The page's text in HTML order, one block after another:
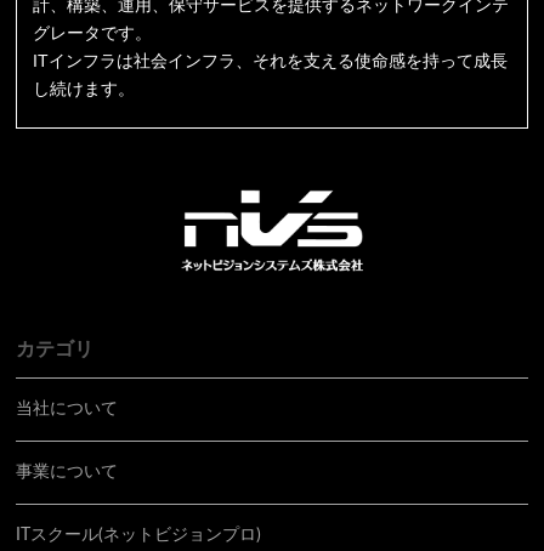
計、構築、運用、保守サービスを提供するネットワークインテ
グレータです。
ITインフラは社会インフラ、それを支える使命感を持って成長
し続けます。
カテゴリ
当社について
事業について
ITスクール(ネットビジョンプロ)